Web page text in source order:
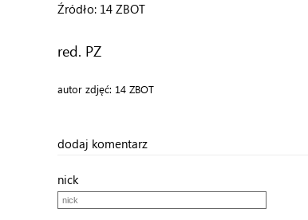
Źródło: 14 ZBOT
red. PZ
autor zdjęć: 14 ZBOT
dodaj komentarz
nick